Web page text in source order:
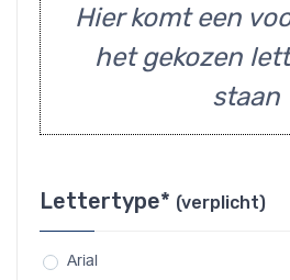
Hier komt een
het gekozen
staan
Lettertype* (verplicht)
Arial